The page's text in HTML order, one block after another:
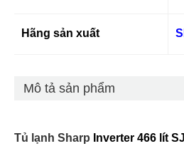
Hãng sản xuất
Mô tả sản phẩm
Tủ lạnh Sharp Inverter 466 lít